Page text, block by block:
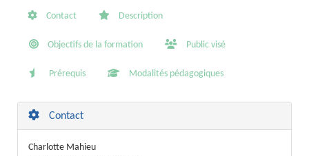
Contact Description
Objectifs de la formation Public visé
Prérequis Modalités pédagogiques
Contact
Charlotte Mahieu